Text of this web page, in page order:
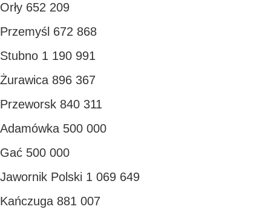
Orły 652 209
Przemyśl 672 868
Stubno 1 190 991
Żurawica 896 367
Przeworsk 840 311
Adamówka 500 000
Gać 500 000
Jawornik Polski 1 069 649
Kańczuga 881 007